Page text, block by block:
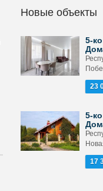
Новые объекты
5-
23
5-
17